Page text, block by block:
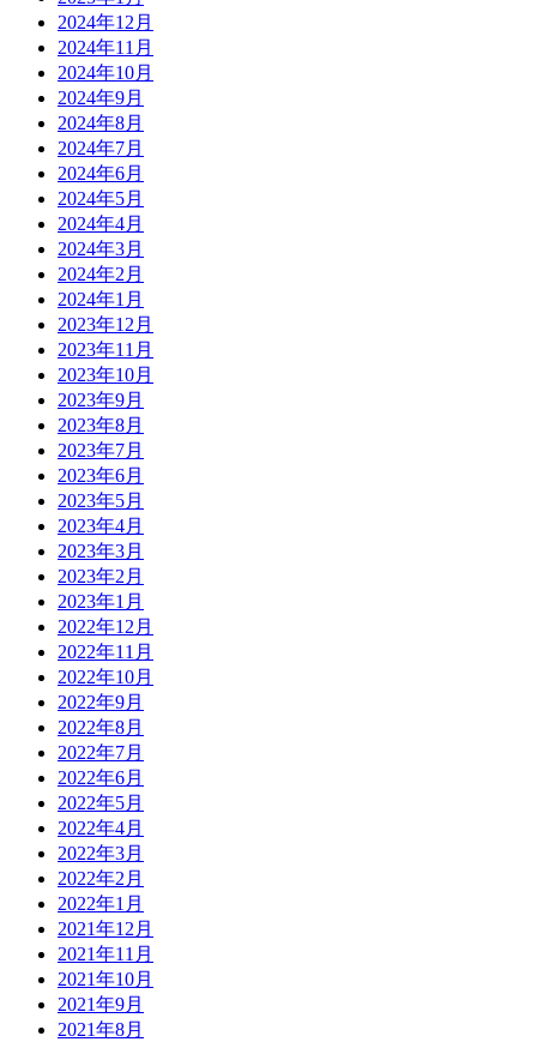
2024年12月
2024年11月
2024年10月
2024年9月
2024年8月
2024年7月
2024年6月
2024年5月
2024年4月
2024年3月
2024年2月
2024年1月
2023年12月
2023年11月
2023年10月
2023年9月
2023年8月
2023年7月
2023年6月
2023年5月
2023年4月
2023年3月
2023年2月
2023年1月
2022年12月
2022年11月
2022年10月
2022年9月
2022年8月
2022年7月
2022年6月
2022年5月
2022年4月
2022年3月
2022年2月
2022年1月
2021年12月
2021年11月
2021年10月
2021年9月
2021年8月